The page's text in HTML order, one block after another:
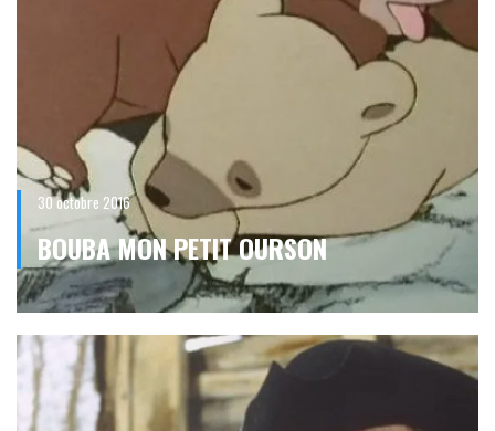
30 octobre 2016
BOUBA MON PETIT OURSON